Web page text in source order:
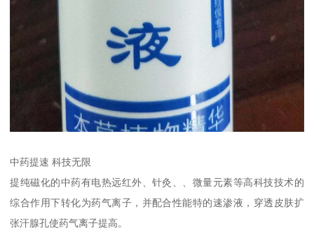
中药提速 科技无限
提纯磁化的中药有电热远红外、针灸、、微量元素等高科技技术的
综合作用下转化为药气离子，并配合性能特的速渗液，穿透皮肤扩
张汗腺孔使药气离子提高。